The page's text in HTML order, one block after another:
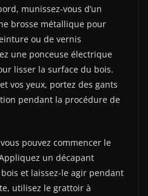
munissez-vous d’un
brosse métallique pour
ou de vernis
une ponceuse électrique
lisser la surface du bois.
vos yeux, portez des gants
pendant la procédure de
pouvez commencer le
un décapant
et laissez-le agir pendant
utilisez le grattoir à